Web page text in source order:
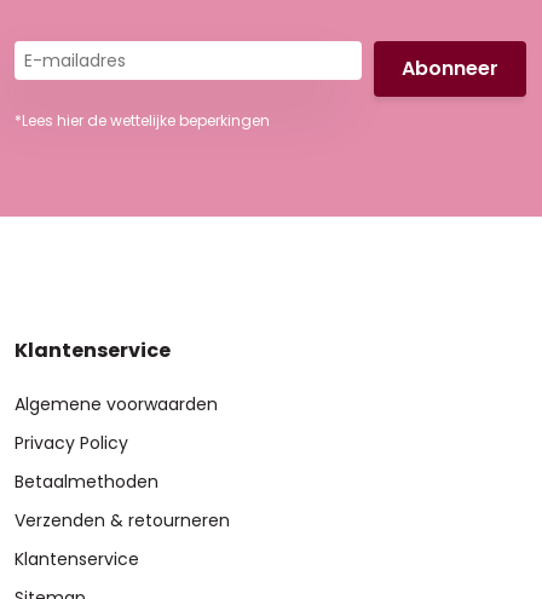
E-
mailadres
*Lees hier de wettelijke beperkingen
Klantenservice
Algemene voorwaarden
Privacy Policy
Betaalmethoden
Verzenden & retourneren
Klantenservice